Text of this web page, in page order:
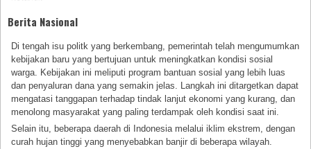
Berita Nasional
Di tengah isu politk yang berkembang, pemerintah telah mengumumkan
kebijakan baru yang bertujuan untuk meningkatkan kondisi sosial
warga. Kebijakan ini meliputi program bantuan sosial yang lebih luas
dan penyaluran dana yang semakin jelas. Langkah ini ditargetkan dapat
mengatasi tanggapan terhadap tindak lanjut ekonomi yang kurang, dan
menolong masyarakat yang paling terdampak oleh kondisi saat ini.
Selain itu, beberapa daerah di Indonesia melalui iklim ekstrem, dengan
curah hujan tinggi yang menyebabkan banjir di beberapa wilayah.